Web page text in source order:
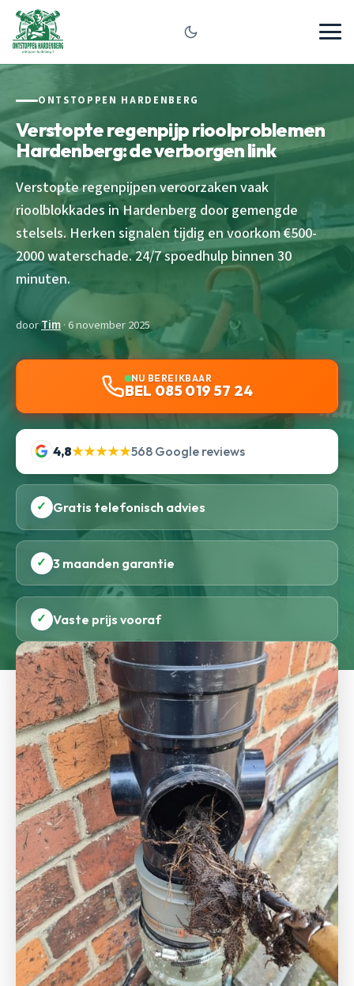
ONTSTOPPEN HARDENBERG
Verstopte regenpijp rioolproblemen
Hardenberg: de verborgen link
Verstopte regenpijpen veroorzaken vaak
rioolblokkades in Hardenberg door gemengde
stelsels. Herken signalen tijdig en voorkom €500-
2000 waterschade. 24/7 spoedhulp binnen 30
minuten.
doorTim· 6 november 2025
NU BEREIKBAAR
BEL 085 019 57 24
4,8★★★★★568 Google reviews
✓ Gratis telefonisch advies
✓ 3 maanden garantie
✓ Vaste prijs vooraf